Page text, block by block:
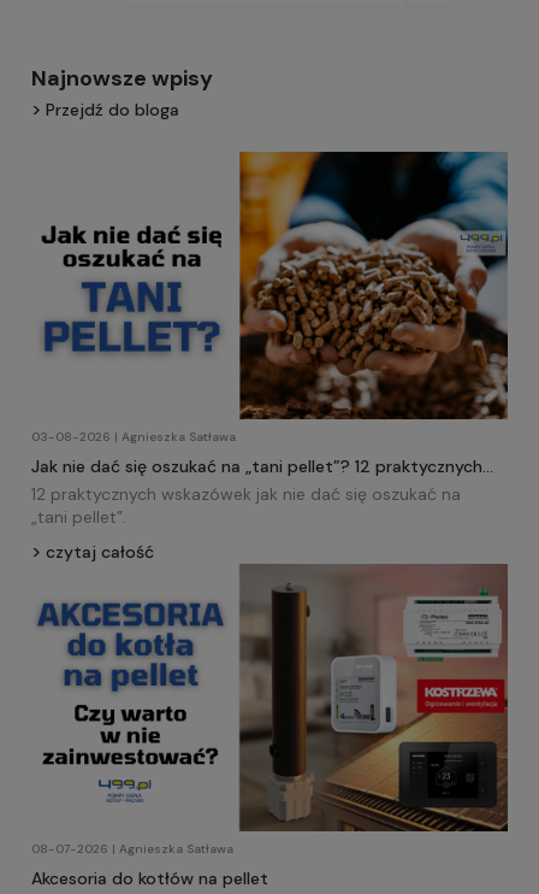
Najnowsze wpisy
Przejdź do bloga
03-08-2026 | Agnieszka Satława
Jak nie dać się oszukać na „tani pellet”? 12 praktycznych
wskazówek!
12 praktycznych wskazówek jak nie dać się oszukać na
„tani pellet”.
czytaj całość
08-07-2026 | Agnieszka Satława
Akcesoria do kotłów na pellet